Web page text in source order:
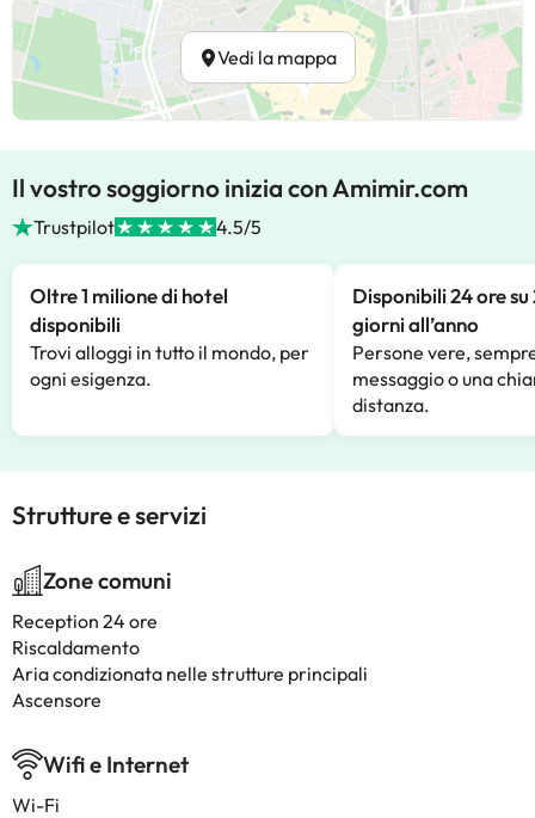
Vedi la mappa
Il vostro soggiorno inizia con Amimir.com
Trustpilot 4.5/5
Oltre 1 milione di hotel
disponibili
Trovi alloggi in tutto il mondo, per
ogni esigenza.
Disponibili 24 ore su
giorni all’anno
Persone vere,
messaggio o una
distanza.
Strutture e servizi
Zone comuni
Reception 24 ore
Riscaldamento
Aria condizionata nelle strutture principali
Ascensore
Wifi e Internet
Wi-Fi